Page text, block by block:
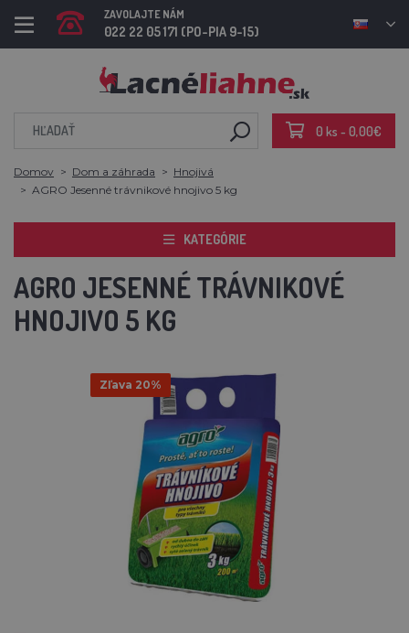
ZAVOLAJTE NÁM
022 22 05 171 (PO-PIA 9-15)
0 ks - 0,00€
Domov Dom a záhrada
Hnojivá
AGRO Jesenné trávnikové hnojivo 5 kg
KATEGÓRIE
AGRO JESENNÉ TRÁVNIKOVÉ
HNOJIVO 5 KG
Zľava 20%